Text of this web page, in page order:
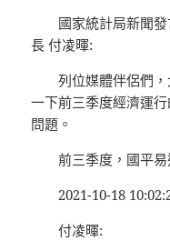
國家統計局新聞
長 付凌暉:
列位媒體伴侶們
一下前三季度經濟運
問題。
前三季度，國平
2021-10-18
付凌暉: